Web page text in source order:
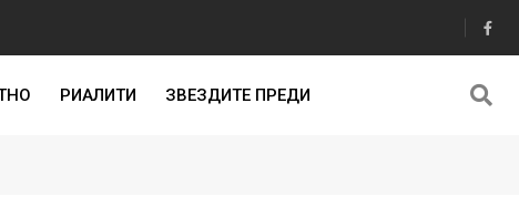
РИАЛИТИ ЗВЕЗДИТЕ ПРЕДИ